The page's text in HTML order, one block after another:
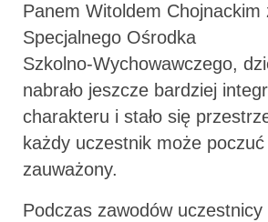
Panem Witoldem Chojnackim
Specjalnego Ośrodka
Szkolno‑Wychowawczego,
nabrało jeszcze bardziej
charakteru i stało się
każdy uczestnik może
zauważony.
Podczas zawodów uczestnicy